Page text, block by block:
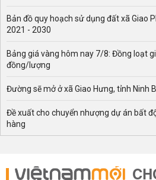
Bản đồ quy hoạch sử dụng đất xã Giao
2021 - 2030
Bảng giá vàng hôm nay 7/8: Đồng loạt
đồng/lượng
Đường sẽ mở ở xã Giao Hưng, tỉnh Ninh
Đề xuất cho chuyển nhượng dự án bất
hàng